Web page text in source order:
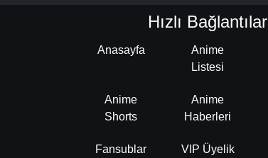
Hızlı Bağlantılar
Anasayfa
Anime
Listesi
Anime
Shorts
Anime
Haberleri
Fansublar VIP Üyelik